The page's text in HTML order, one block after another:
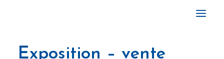
Exposition – vente